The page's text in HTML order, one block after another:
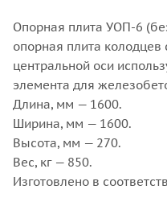
Опорная плита УОП-6
опорная плита
центральной оси
элемента для
Длина, мм — 1600.
Ширина, мм — 1600.
Высота, мм — 270.
Вес, кг — 850.
Изготовлено в